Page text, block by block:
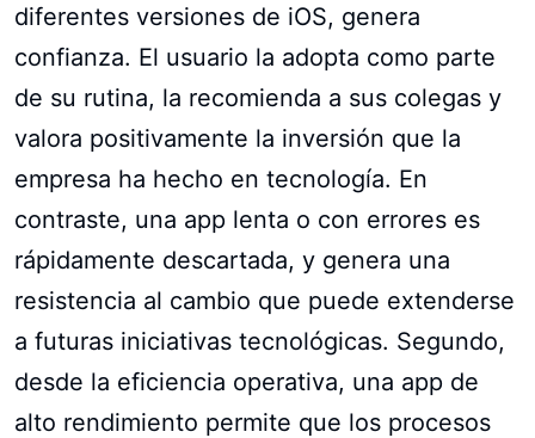
diferentes versiones de iOS, genera
confianza. El usuario la adopta como parte
de su rutina, la recomienda a sus colegas y
valora positivamente la inversión que la
empresa ha hecho en tecnología. En
contraste, una app lenta o con errores es
rápidamente descartada, y genera una
resistencia al cambio que puede extenderse
a futuras iniciativas tecnológicas. Segundo,
desde la eficiencia operativa, una app de
alto rendimiento permite que los procesos